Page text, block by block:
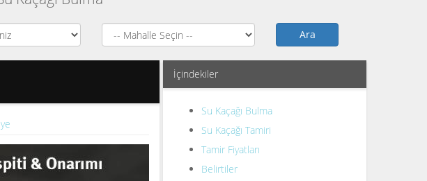
Ara
İçindekiler
Su Kaçağı Bulma
Su Kaçağı Tamiri
Tamir Fiyatları
Belirtiler